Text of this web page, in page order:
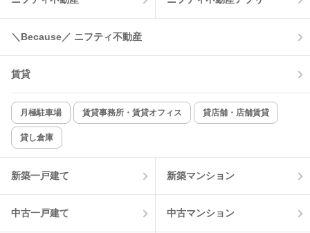
温水洗浄便座 オートロック
コンロ2口以上
新着のみ インターネット無料
該当件数:
物件一覧に反映
＼Because／ ニフティ不動産
賃貸
月極駐車場 賃貸事務所・賃貸オフィス 貸店舗・店舗賃貸
貸し倉庫
新築一戸建て 新築マンション
中古一戸建て 中古マンション